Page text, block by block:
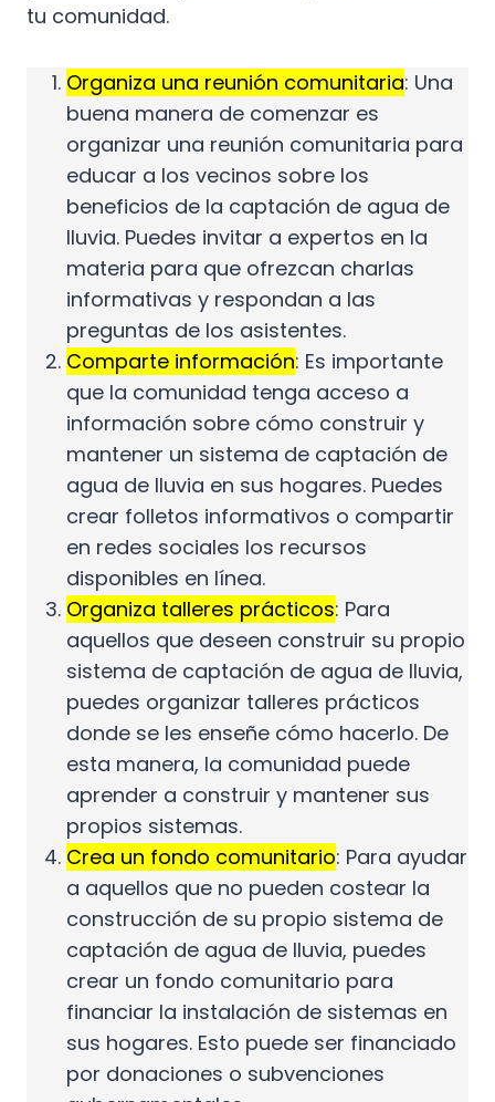
tu comunidad.
Organiza una reunión comunitaria: Una
buena manera de comenzar es
organizar una reunión comunitaria para
educar a los vecinos sobre los
beneficios de la captación de agua de
lluvia. Puedes invitar a expertos en la
materia para que ofrezcan charlas
informativas y respondan a las
preguntas de los asistentes.
Comparte información: Es importante
que la comunidad tenga acceso a
información sobre cómo construir y
mantener un sistema de captación de
agua de lluvia en sus hogares. Puedes
crear folletos informativos o compartir
en redes sociales los recursos
disponibles en línea.
Organiza talleres prácticos: Para
aquellos que deseen construir su propio
sistema de captación de agua de lluvia,
puedes organizar talleres prácticos
donde se les enseñe cómo hacerlo. De
esta manera, la comunidad puede
aprender a construir y mantener sus
propios sistemas.
Crea un fondo comunitario: Para ayudar
a aquellos que no pueden costear la
construcción de su propio sistema de
captación de agua de lluvia, puedes
crear un fondo comunitario para
financiar la instalación de sistemas en
sus hogares. Esto puede ser financiado
por donaciones o subvenciones